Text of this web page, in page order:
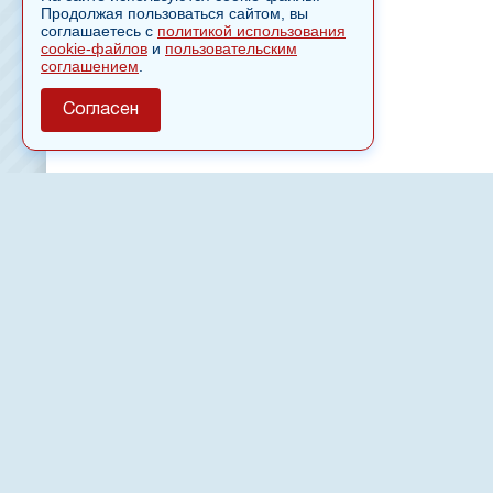
Продолжая пользоваться сайтом, вы
соглашаетесь с политикой использования
cookie-файлов и пользовательским
соглашением
Согласен